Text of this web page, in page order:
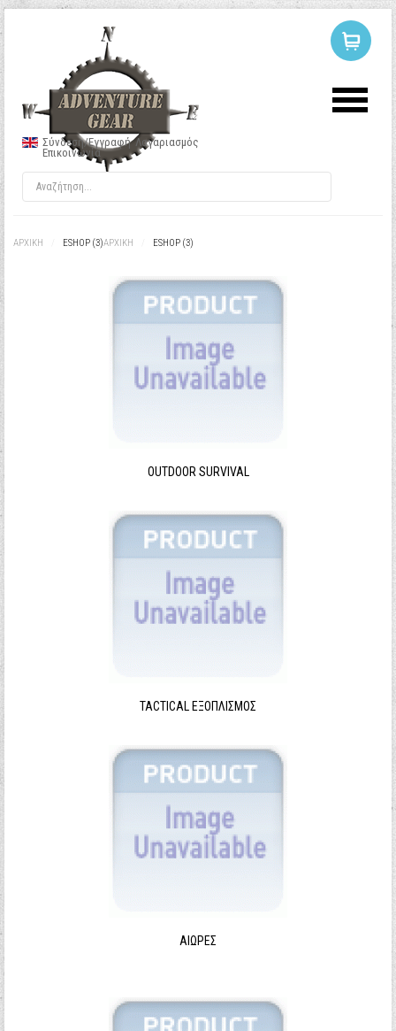
Σύνδεση/Εγγραφή Λογαριασμός
Επικοινωνία
ΑΡΧΙΚΉ ESHOP (3)ΑΡΧΙΚΉ ESHOP (3)
OUTDOOR SURVIVAL
TACTICAL ΕΞΟΠΛΙΣΜΌΣ
ΑΙΩΡΕΣ
ΣΥΝΔΕΣΗ
Κωδικός
Να με θυμάσαι